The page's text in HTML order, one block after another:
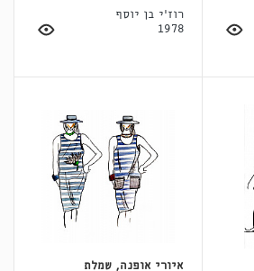
רוז'י בן יוסף
1978
איורי אופנה, שמלת